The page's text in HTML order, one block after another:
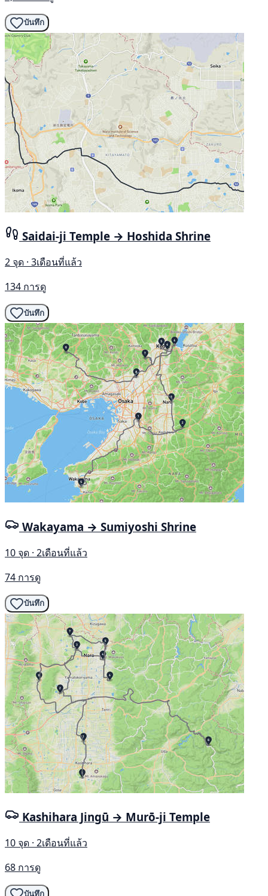
บันทึก
Saidai-ji Temple → Hoshida Shrine
2 จุด · 3เดือนที่แล้ว
134 การดู
บันทึก
Wakayama → Sumiyoshi Shrine
10 จุด · 2เดือนที่แล้ว
74 การดู
บันทึก
Kashihara Jingū → Murō-ji Temple
10 จุด · 2เดือนที่แล้ว
68 การดู
บันทึก